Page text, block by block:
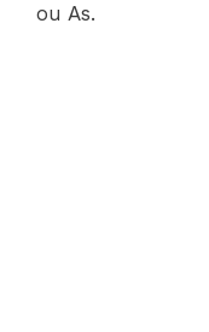
ou As.